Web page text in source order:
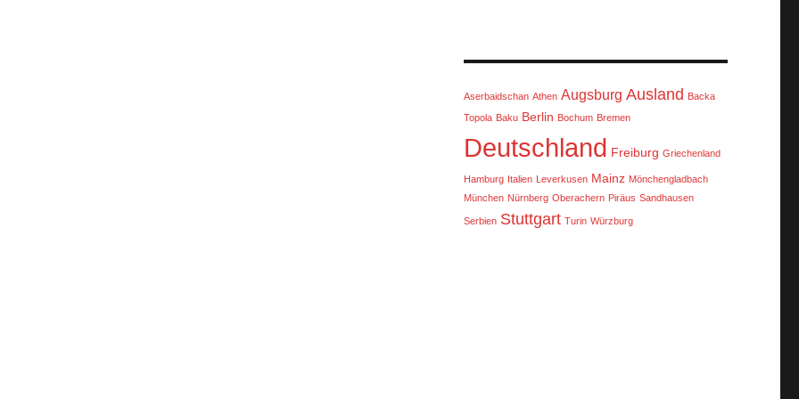
Aserbaidschan Athen Augsburg Ausland Backa
Topola Baku Berlin Bochum Bremen
Deutschland Freiburg Griechenland
Hamburg Italien Leverkusen Mainz Mönchengladbach
München Nürnberg Oberachern Piräus Sandhausen
Serbien Stuttgart Turin Würzburg